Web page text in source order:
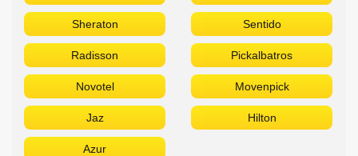
Sheraton Sentido
Radisson Pickalbatros
Novotel Movenpick
Jaz Hilton
Azur